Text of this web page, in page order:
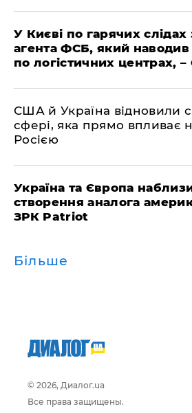
У Києві по гарячих
агента ФСБ, який наводив
по логістичних центрах,
США й Україна відновили
сфері, яка прямо впливає
Росією
Україна та Європа
створення аналога
ЗРК Patriot
Більше
© 2026, Диалог.ua
Все права защищены.